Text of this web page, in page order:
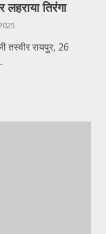
तिरंगा
रायपुर, 26